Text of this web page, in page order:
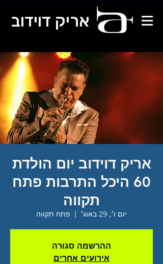
אריק דוידוב
אריק דוידוב יום הולדת
60 היכל התרבות פתח
תקווה
יום ו׳, 29 באוג׳
  |
פתח תקווה
ההרשמה סגורה
אירועים אחרים